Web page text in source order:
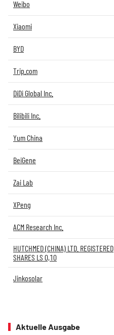
Weibo
Xiaomi
BYD
Trip.com
DiDi Global Inc.
Bilibili Inc.
Yum China
BeiGene
Zai Lab
XPeng
ACM Research Inc.
HUTCHMED (CHINA) LTD. REGISTERED
SHARES LS 0,10
Jinkosolar
Aktuelle Ausgabe